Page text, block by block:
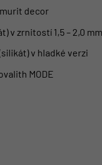
decor
v zrnitostí 1,5 – 2,0 mm
v hladké verzi
MODE